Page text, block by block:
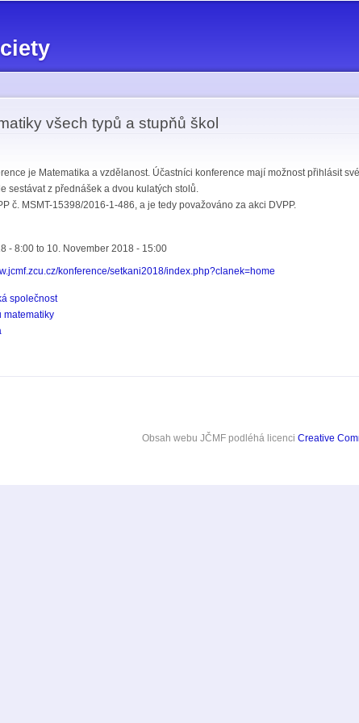
všech typů a stupňů škol
je Matematika a vzdělanost. Účastníci konference mají možnost přihlásit
sestávat z přednášek a dvou kulatých stolů.
č. MSMT-15398/2016-1-486, a je tedy považováno za akci DVPP.
- 8:00 to 10. November 2018 - 15:00
konference/setkani2018/index.php?clanek=home
společnost
matematiky
Obsah webu JČMFpodléhá licenci Creative